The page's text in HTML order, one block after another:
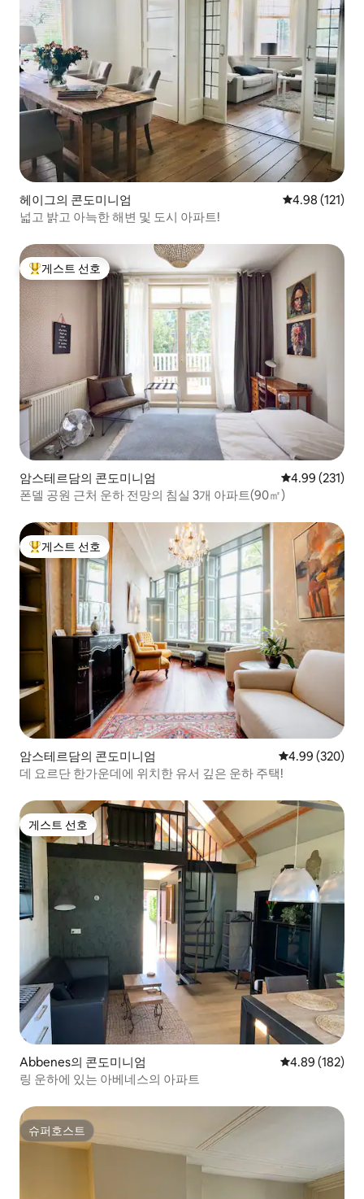
헤이그의 콘도미니엄 평점 4.98점(5
4.98 (121)
넓고 밝고 아늑한 해변 및 도시 아파트!
상위 게스트 선호
게스트 선호
암스테르담의 콘도미니엄 평점 4.99점(5
4.99 (231)
폰델 공원 근처 운하 전망의 침실 3개 아파트(90㎡)
상위 게스트 선호
게스트 선호
암스테르담의 콘도미니엄 평점 4.99점(5
4.99 (320)
데 요르단 한가운데에 위치한 유서 깊은 운하 주택!
게스트 선호
게스트 선호
Abbenes의 콘도미니엄 평점 4.89점(5
4.89 (182)
링 운하에 있는 아베네스의 아파트
슈퍼호스트
슈퍼호스트